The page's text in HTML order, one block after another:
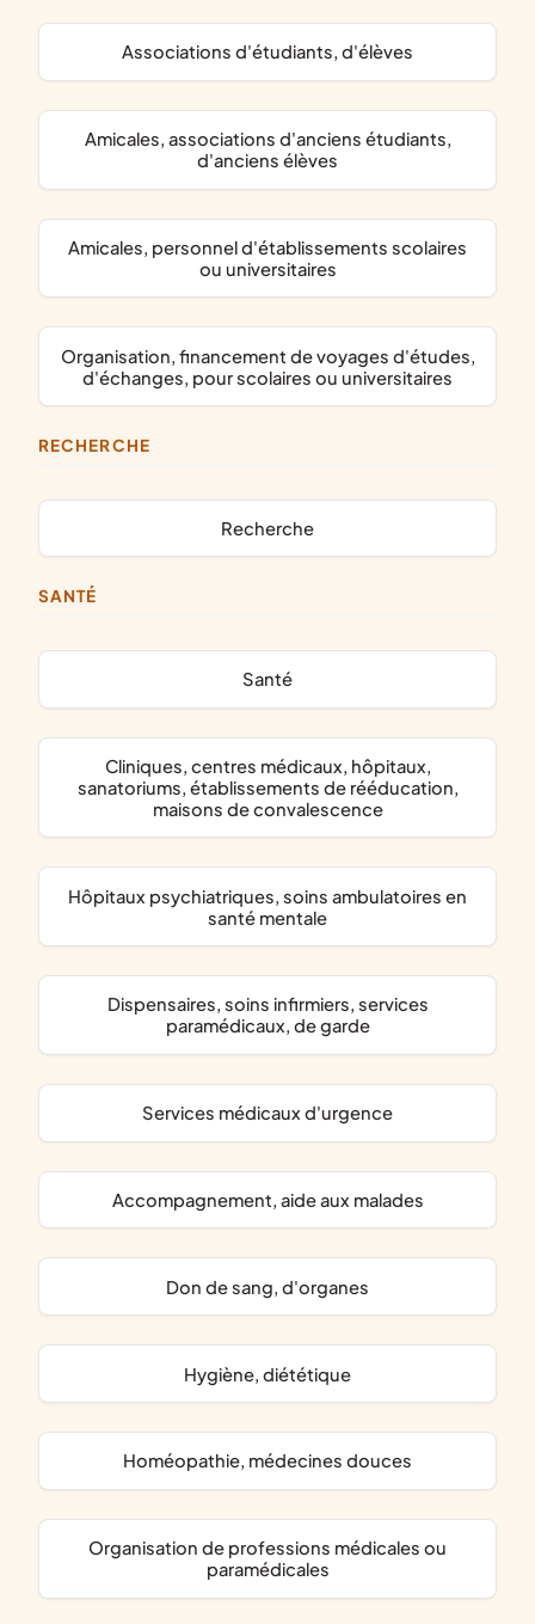
associations d'étudiants, d'élèves
amicales, associations d'anciens étudiants,
d'anciens élèves
amicales, personnel d'établissements scolaires
ou universitaires
organisation, financement de voyages d'études,
d'échanges, pour scolaires ou universitaires
RECHERCHE
recherche
SANTÉ
santé
cliniques, centres médicaux, hôpitaux,
sanatoriums, établissements de rééducation,
maisons de convalescence
hôpitaux psychiatriques, soins ambulatoires en
santé mentale
dispensaires, soins infirmiers, services
paramédicaux, de garde
services médicaux d'urgence
accompagnement, aide aux malades
don de sang, d'organes
hygiène, diététique
homéopathie, médecines douces
organisation de professions médicales ou
paramédicales